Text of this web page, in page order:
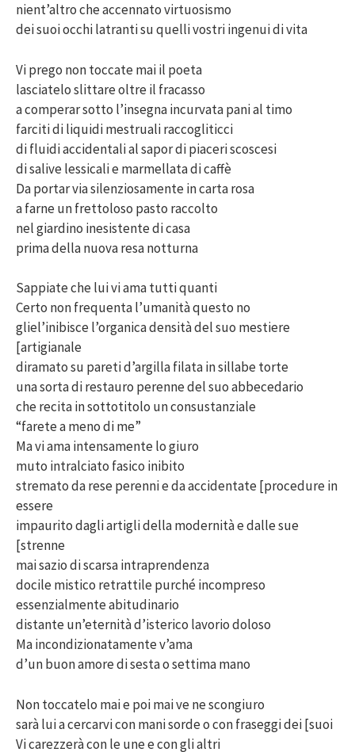
nient’altro che accennato virtuosismo
dei suoi occhi latranti su quelli vostri ingenui di vita
Vi prego non toccate mai il poeta
lasciatelo slittare oltre il fracasso
a comperar sotto l’insegna incurvata pani al timo
farciti di liquidi mestruali raccogliticci
di fluidi accidentali al sapor di piaceri scoscesi
di salive lessicali e marmellata di caffè
Da portar via silenziosamente in carta rosa
a farne un frettoloso pasto raccolto
nel giardino inesistente di casa
prima della nuova resa notturna
Sappiate che lui vi ama tutti quanti
Certo non frequenta l’umanità questo no
gliel’inibisce l’organica densità del suo mestiere
[artigianale
diramato su pareti d’argilla filata in sillabe torte
una sorta di restauro perenne del suo abbecedario
che recita in sottotitolo un consustanziale
“farete a meno di me”
Ma vi ama intensamente lo giuro
muto intralciato fasico inibito
stremato da rese perenni e da accidentate [procedure in
essere
impaurito dagli artigli della modernità e dalle sue
[strenne
mai sazio di scarsa intraprendenza
docile mistico retrattile purché incompreso
essenzialmente abitudinario
distante un’eternità d’isterico lavorio doloso
Ma incondizionatamente v’ama
d’un buon amore di sesta o settima mano
Non toccatelo mai e poi mai ve ne scongiuro
sarà lui a cercarvi con mani sorde o con fraseggi dei [suoi
Vi carezzerà con le une e con gli altri